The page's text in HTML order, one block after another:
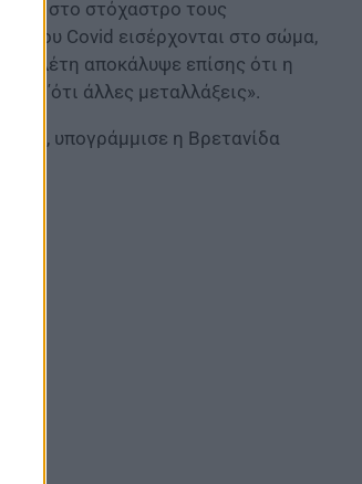
στο στόχαστρο τους
νόσου Covid εισέρχονται στο σώμα,
μελέτη αποκάλυψε επίσης ότι η
απ΄ότι άλλες μεταλλάξεις».
υπογράμμισε η Βρετανίδα